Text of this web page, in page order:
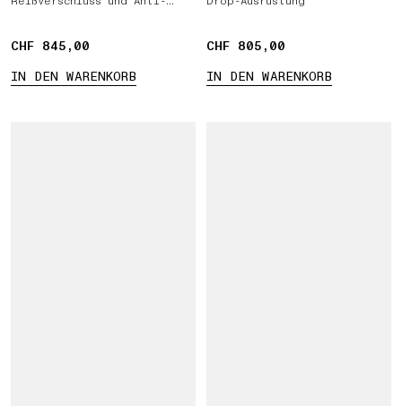
CHF 845,00
CHF 845,00
IN DEN WARENKORB
CHF 805,00
CHF 805,00
IN DEN WARENKORB